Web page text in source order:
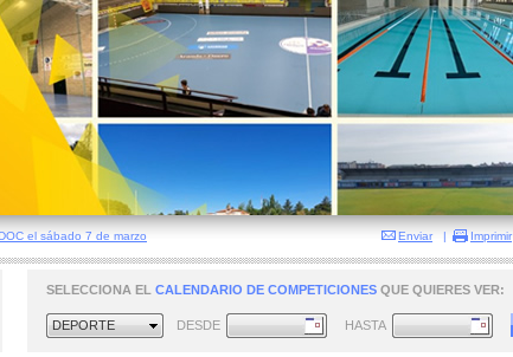
el sábado 7 de marzo Enviar | Imprimir
SELECCIONA EL CALENDARIO DE COMPETICIONES QUE QUIERES VER:
DEPORTE DESDE HASTA